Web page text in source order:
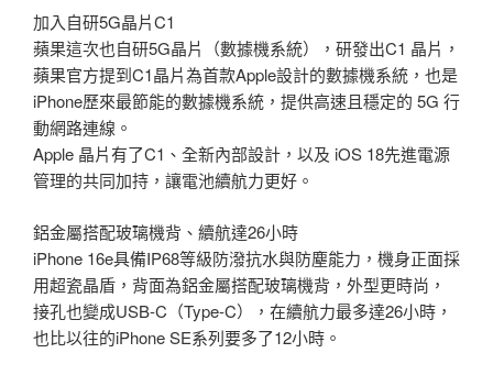
加入自研5G晶片C1
蘋果這次也自研5G晶片（數據機系統），研發出C1 晶片，
蘋果官方提到C1晶片為首款Apple設計的數據機系統，也是
iPhone歷來最節能的數據機系統，提供高速且穩定的 5G 行
動網路連線。
Apple 晶片有了C1、全新內部設計，以及 iOS 18先進電源
管理的共同加持，讓電池續航力更好。
鋁金屬搭配玻璃機背、續航達26小時
iPhone 16e具備IP68等級防潑抗水與防塵能力，機身正面採
用超瓷晶盾，背面為鋁金屬搭配玻璃機背，外型更時尚，
接孔也變成USB-C（Type-C），在續航力最多達26小時，
也比以往的iPhone SE系列要多了12小時。